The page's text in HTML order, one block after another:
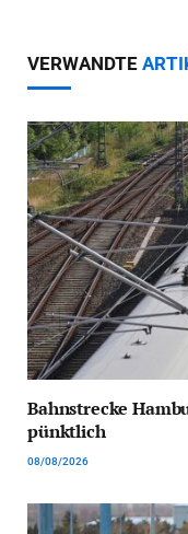
VERWANDTE
Bahnstrecke
pünktlich
08/08/2026